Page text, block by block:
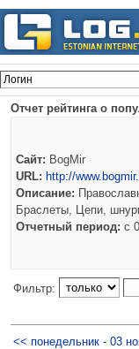
Отчет рейтинга о
Сайт: BogMir
URL: http://
Описание:
Браслеты, Цепи,
Отчетный период: c
Фильтр:
<< понедельник - 03